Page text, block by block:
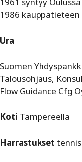
1986
Ura
Suomen
Talousohjaus,
Flow Guidance Cfg
Koti Tampereella
Harrastukset tennis